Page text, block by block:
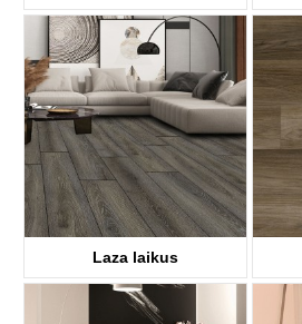
KTV8036
Laza laikus
KTV8028